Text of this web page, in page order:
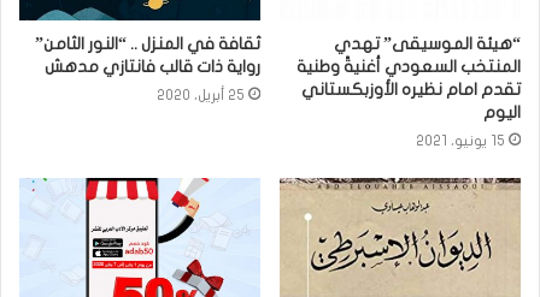
“هيئة الموسيقى” تهدي
المنتخب السعودي أغنيةً وطنية
تقدم امام نظيره الأوزبكستاني
اليوم
15 يونيو، 2021
ثقافة في المنزل .. “النور الثامن”
رواية ذات قالب فانتازي مدهش
25 أبريل، 2020